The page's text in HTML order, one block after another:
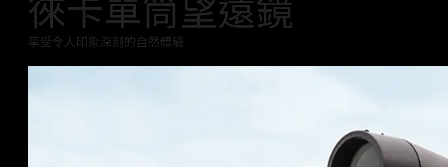
徠卡單筒望遠鏡
享受令人印象深刻的自然體驗